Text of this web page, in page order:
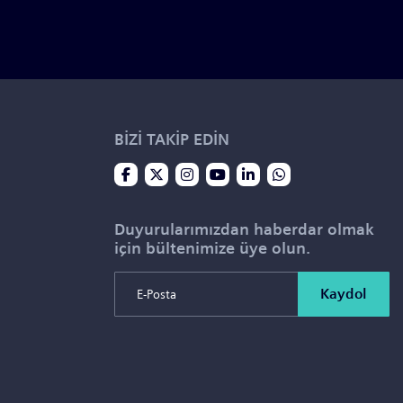
BİZİ TAKİP EDİN
Duyurularımızdan haberdar olmak
için bültenimize üye olun.
Kaydol